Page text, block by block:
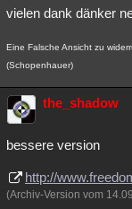
vielen dank dänker
Eine Falsche Ansicht zu
(Schopenhauer)
the_shadow
bessere version
http://
(Archiv-Version vom